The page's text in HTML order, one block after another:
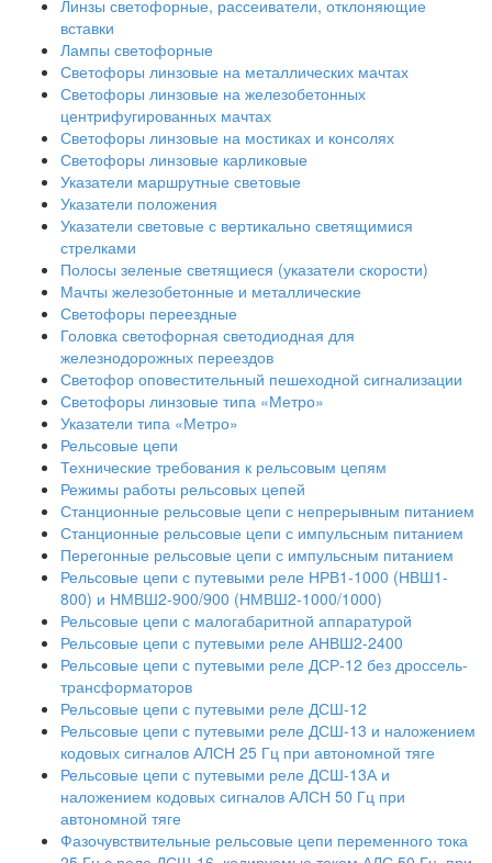
Линзы светофорные, рассеиватели, отклоняющие
вставки
Лампы светофорные
Светофоры линзовые на металлических мачтах
Светофоры линзовые на железобетонных
центрифугированных мачтах
Светофоры линзовые на мостиках и консолях
Светофоры линзовые карликовые
Указатели маршрутные световые
Указатели положения
Указатели световые с вертикально светящимися
стрелками
Полосы зеленые светящиеся (указатели скорости)
Мачты железобетонные и металлические
Светофоры переездные
Головка светофорная светодиодная для
железнодорожных переездов
Светофор оповестительный пешеходной сигнализации
Светофоры линзовые типа «Метро»
Указатели типа «Метро»
Рельсовые цепи
Технические требования к рельсовым цепям
Режимы работы рельсовых цепей
Станционные рельсовые цепи с непрерывным питанием
Станционные рельсовые цепи с импульсным питанием
Перегонные рельсовые цепи с импульсным питанием
Рельсовые цепи с путевыми реле НРВ1-1000 (НВШ1-
800) и НМВШ2-900/900 (НМВШ2-1000/1000)
Рельсовые цепи с малогабаритной аппаратурой
Рельсовые цепи с путевыми реле АНВШ2-2400
Рельсовые цепи с путевыми реле ДСР-12 без дроссель-
трансформаторов
Рельсовые цепи с путевыми реле ДСШ-12
Рельсовые цепи с путевыми реле ДСШ-13 и наложением
кодовых сигналов АЛСН 25 Гц при автономной тяге
Рельсовые цепи с путевыми реле ДСШ-13А и
наложением кодовых сигналов АЛСН 50 Гц при
автономной тяге
Фазочувствительные рельсовые цепи переменного тока